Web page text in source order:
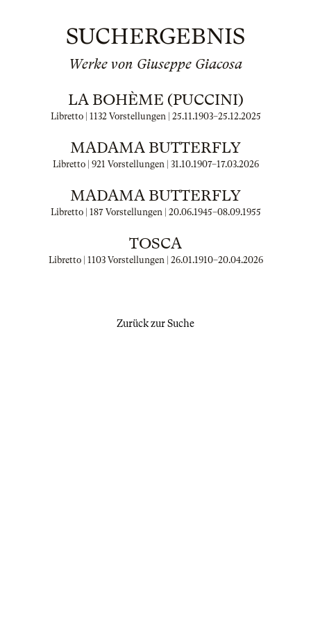
SUCHERGEBNIS
Werke von Giuseppe Giacosa
LA BOHÈME (PUCCINI)
Libretto | 1132 Vorstellungen | 25.11.1903–25.12.2025
MADAMA BUTTERFLY
Libretto | 921 Vorstellungen | 31.10.1907–17.03.2026
MADAMA BUTTERFLY
Libretto | 187 Vorstellungen | 20.06.1945–08.09.1955
TOSCA
Libretto | 1103 Vorstellungen | 26.01.1910–20.04.2026
Zurück zur Suche